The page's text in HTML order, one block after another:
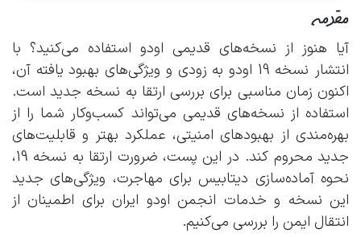
مقدمه
آیا هنوز از نسخه‌های قدیمی اودو استفاده می‌کنید؟ با
انتشار نسخه 19 اودو به زودی و ویژگی‌های بهبود یافته آن،
اکنون زمان مناسبی برای بررسی ارتقا به نسخه جدید است.
استفاده از نسخه‌های قدیمی می‌تواند کسب‌وکار شما را از
بهره‌مندی از بهبودهای امنیتی، عملکرد بهتر و قابلیت‌های
جدید محروم کند. در این پست، ضرورت ارتقا به نسخه 19،
نحوه آماده‌سازی دیتابیس برای مهاجرت، ویژگی‌های جدید
این نسخه و خدمات انجمن اودو ایران برای اطمینان از
انتقال ایمن را بررسی می‌کنیم.